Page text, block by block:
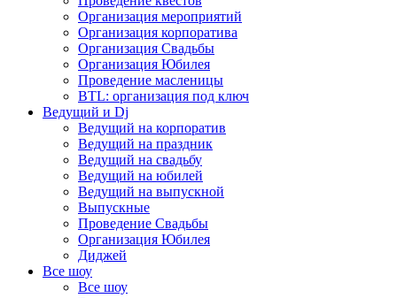
Организация мероприятий
Организация корпоратива
Организация Свадьбы
Организация Юбилея
Проведение масленицы
BTL: организация под ключ
Ведущий и Dj
Ведущий на корпоратив
Ведущий на праздник
Ведущий на свадьбу
Ведущий на юбилей
Ведущий на выпускной
Выпускные
Проведение Свадьбы
Организация Юбилея
Диджей
Все шоу
Все шоу